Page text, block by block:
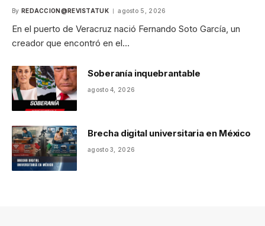
By REDACCION@REVISTATUK agosto 5, 2026
En el puerto de Veracruz nació Fernando Soto García, un
creador que encontró en el…
Soberanía inquebrantable
agosto 4, 2026
Brecha digital universitaria en México
agosto 3, 2026